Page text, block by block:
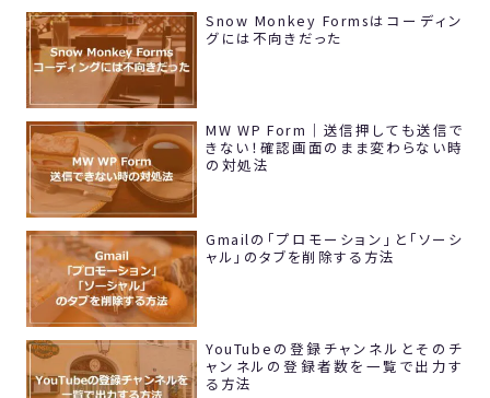
Snow Monkey Formsはコーディン
グには不向きだった
MW WP Form｜送信押しても送信で
きない！確認画面のまま変わらない時
の対処法
Gmailの「プロモーション」と「ソーシ
ャル」のタブを削除する方法
YouTubeの登録チャンネルとそのチ
ャンネルの登録者数を一覧で出力す
る方法